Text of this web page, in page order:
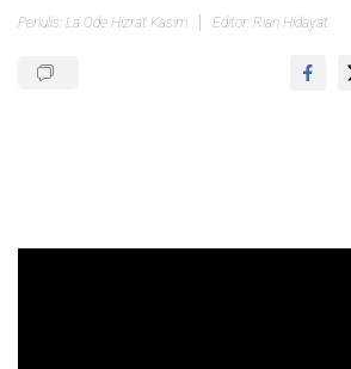
Penulis: La Ode Hizrat Kasim Editor: Rian Hidayat